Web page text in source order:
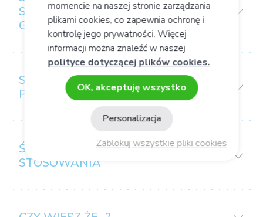
SĄ WYBIERANE WEDŁUG TRZECH
GŁÓWNYCH KRYTERIÓW:
SPOSÓB UŻYCIA/
PRZECHOWYWANIA
ŚRODKI OSTROŻNOŚCI DOTYCZĄCE
STOSOWANIA
momencie na naszej stronie zarządzania
plikami cookies, co zapewnia ochronę i
kontrolę jego prywatności. Więcej
informacji można znaleźć w naszej
polityce dotyczącej plików cookies.
OK, akceptuję wszystko
Zablokuj wszystkie pliki cookies
Personalizacja